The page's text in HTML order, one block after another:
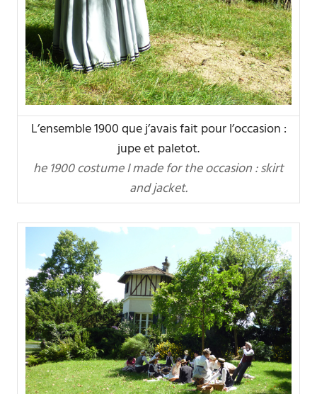
L’ensemble 1900 que j’avais fait pour l’occasion :
jupe et paletot.
he 1900 costume I made for the occasion : skirt
and jacket.